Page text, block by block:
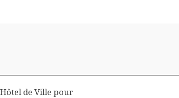
de Ville pour